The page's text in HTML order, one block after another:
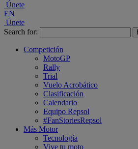
Únete
EN
Únete
Search for:
Competición
MotoGP
Rally
Trial
Vuelo Acrobático
Clasificación
Calendario
Equipo Repsol
#FanStoriesRepsol
Más Motor
Tecnología
Vive tu moto